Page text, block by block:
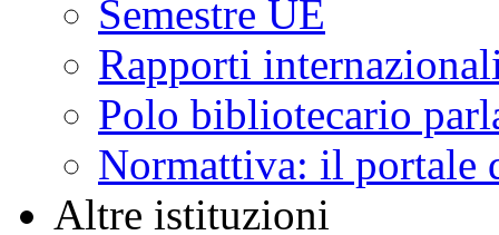
Semestre UE
Rapporti
Polo bibliotecario
Normattiva: il portale
Altre istituzioni